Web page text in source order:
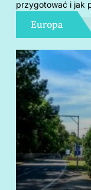
przygotować i jak
Europa